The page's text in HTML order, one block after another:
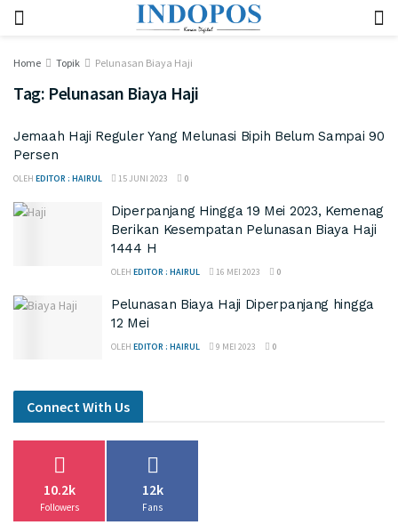
Home Topik Pelunasan Biaya Haji
Tag: Pelunasan Biaya Haji
Jemaah Haji Reguler Yang Melunasi Bipih Belum Sampai 90
Persen
OLEH EDITOR : HAIRUL 15 JUNI 2023 0
Diperpanjang Hingga 19 Mei 2023, Kemenag
Berikan Kesempatan Pelunasan Biaya Haji
1444 H
OLEH EDITOR : HAIRUL 16 MEI 2023 0
Pelunasan Biaya Haji Diperpanjang hingga
12 Mei
OLEH EDITOR : HAIRUL 9 MEI 2023 0
Connect With Us
10.2k
Followers
12k
Fans